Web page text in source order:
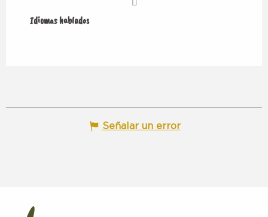
Idiomas hablados
Idiomas hablados
Señalar un error